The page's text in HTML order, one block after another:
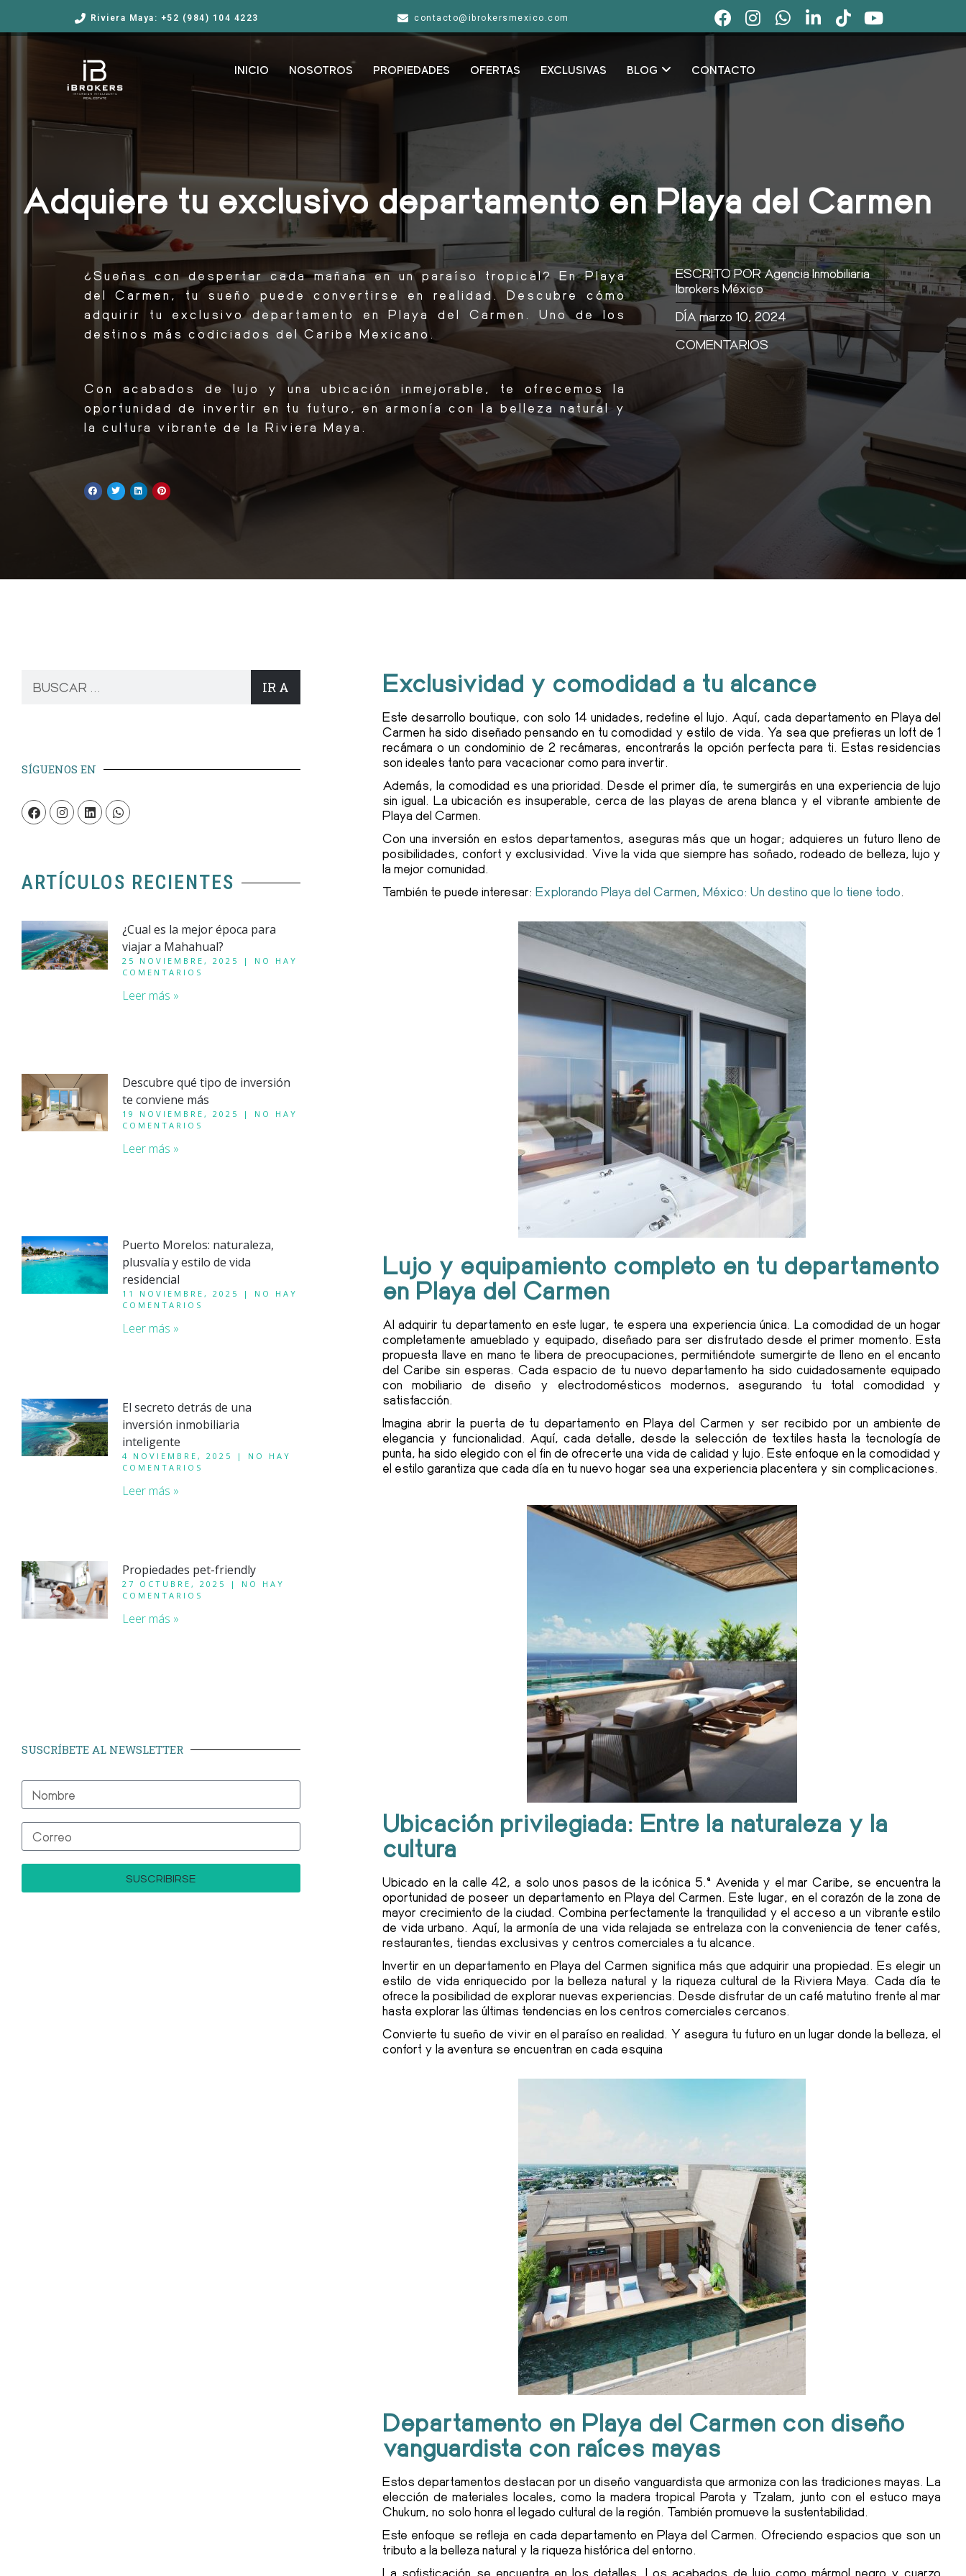
Riviera Maya: +52 (984) 104 4223 contacto@ibrokersmexico.com
INICIO NOSOTROS PROPIEDADES OFERTAS EXCLUSIVAS BLOG CONTACTO
Adquiere tu exclusivo departamento en Playa del Carmen
¿Sueñas con despertar cada mañana en un paraíso tropical? En Playa
del Carmen, tu sueño puede convertirse en realidad. Descubre cómo
adquirir tu exclusivo departamento en Playa del Carmen. Uno de los
destinos más codiciados del Caribe Mexicano.
Con acabados de lujo y una ubicación inmejorable, te ofrecemos la
oportunidad de invertir en tu futuro, en armonía con la belleza natural y
la cultura vibrante de la Riviera Maya.
ESCRITO PORAgencia Inmobiliaria
Ibrokers México
DÍAmarzo 10, 2024
COMENTARIOS
IR A
SÍGUENOS EN
ARTÍCULOS RECIENTES
¿Cual es la mejor época para
viajar a Mahahual?
25 NOVIEMBRE, 2025
NO HAY
COMENTARIOS
Leer más »
Descubre qué tipo de inversión
te conviene más
19 NOVIEMBRE, 2025
NO HAY
COMENTARIOS
Leer más »
Puerto Morelos: naturaleza,
plusvalía y estilo de vida
residencial
11 NOVIEMBRE, 2025
NO HAY
COMENTARIOS
Leer más »
El secreto detrás de una
inversión inmobiliaria
inteligente
4 NOVIEMBRE, 2025
NO HAY
COMENTARIOS
Leer más »
Propiedades pet-friendly
27 OCTUBRE, 2025
NO HAY
COMENTARIOS
Leer más »
SUSCRÍBETE AL NEWSLETTER
SUSCRIBIRSE
Exclusividad y comodidad a tu alcance
Este desarrollo boutique, con solo 14 unidades, redefine el lujo. Aquí, cada departamento en Playa del
Carmen ha sido diseñado pensando en tu comodidad y estilo de vida. Ya sea que prefieras un loft de 1
recámara o un condominio de 2 recámaras, encontrarás la opción perfecta para ti. Estas residencias
son ideales tanto para vacacionar como para invertir.
Además, la comodidad es una prioridad. Desde el primer día, te sumergirás en una experiencia de lujo
sin igual. La ubicación es insuperable, cerca de las playas de arena blanca y el vibrante ambiente de
Playa del Carmen.
Con una inversión en estos departamentos, aseguras más que un hogar; adquieres un futuro lleno de
posibilidades, confort y exclusividad. Vive la vida que siempre has soñado, rodeado de belleza, lujo y
la mejor comunidad.
También te puede interesar:Explorando Playa del Carmen, México: Un destino que lo tiene todo.
Lujo y equipamiento completo en tu departamento
en Playa del Carmen
Al adquirir tu departamento en este lugar, te espera una experiencia única. La comodidad de un hogar
completamente amueblado y equipado, diseñado para ser disfrutado desde el primer momento. Esta
propuesta llave en mano te libera de preocupaciones, permitiéndote sumergirte de lleno en el encanto
del Caribe sin esperas. Cada espacio de tu nuevo departamento ha sido cuidadosamente equipado
con mobiliario de diseño y electrodomésticos modernos, asegurando tu total comodidad y
satisfacción.
Imagina abrir la puerta de tu departamento en Playa del Carmen y ser recibido por un ambiente de
elegancia y funcionalidad. Aquí, cada detalle, desde la selección de textiles hasta la tecnología de
punta, ha sido elegido con el fin de ofrecerte una vida de calidad y lujo. Este enfoque en la comodidad y
el estilo garantiza que cada día en tu nuevo hogar sea una experiencia placentera y sin complicaciones.
Ubicación privilegiada: Entre la naturaleza y la
cultura
Ubicado en la calle 42, a solo unos pasos de la icónica 5.ª Avenida y el mar Caribe, se encuentra la
oportunidad de poseer un departamento en Playa del Carmen. Este lugar, en el corazón de la zona de
mayor crecimiento de la ciudad. Combina perfectamente la tranquilidad y el acceso a un vibrante estilo
de vida urbano. Aquí, la armonía de una vida relajada se entrelaza con la conveniencia de tener cafés,
restaurantes, tiendas exclusivas y centros comerciales a tu alcance.
Invertir en un departamento en Playa del Carmen significa más que adquirir una propiedad. Es elegir un
estilo de vida enriquecido por la belleza natural y la riqueza cultural de la Riviera Maya. Cada día te
ofrece la posibilidad de explorar nuevas experiencias. Desde disfrutar de un café matutino frente al mar
hasta explorar las últimas tendencias en los centros comerciales cercanos.
Convierte tu sueño de vivir en el paraíso en realidad. Y asegura tu futuro en un lugar donde la belleza, el
confort y la aventura se encuentran en cada esquina
Departamento en Playa del Carmen con diseño
vanguardista con raíces mayas
Estos departamentos destacan por un diseño vanguardista que armoniza con las tradiciones mayas. La
elección de materiales locales, como la madera tropical Parota y Tzalam, junto con el estuco maya
Chukum, no solo honra el legado cultural de la región. También promueve la sustentabilidad.
Este enfoque se refleja en cada departamento en Playa del Carmen. Ofreciendo espacios que son un
tributo a la belleza natural y la riqueza histórica del entorno.
La sofisticación se encuentra en los detalles. Los acabados de lujo como mármol negro y cuarzo